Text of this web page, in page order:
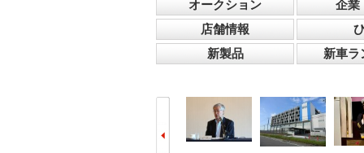
オークション
企業
店舗情報
新製品
新車ラ